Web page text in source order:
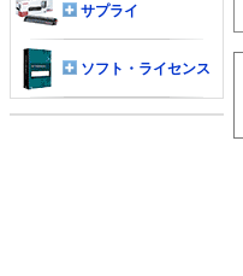
サプライ
ソフト・ライセンス